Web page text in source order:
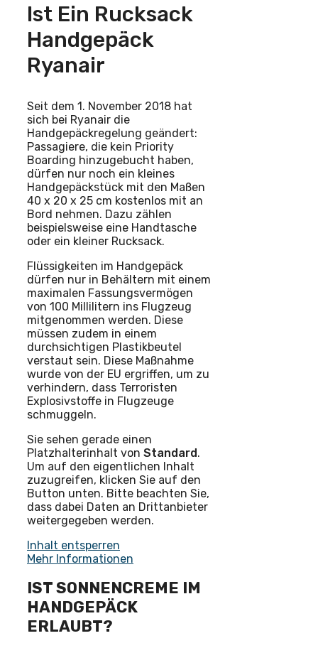
Ist Ein Rucksack
Handgepäck
Ryanair
Seit dem 1. November 2018 hat
sich bei Ryanair die
Handgepäckregelung geändert:
Passagiere, die kein Priority
Boarding hinzugebucht haben,
dürfen nur noch ein kleines
Handgepäckstück mit den Maßen
40 x 20 x 25 cm kostenlos mit an
Bord nehmen. Dazu zählen
beispielsweise eine Handtasche
oder ein kleiner Rucksack.
Flüssigkeiten im Handgepäck
dürfen nur in Behältern mit einem
maximalen Fassungsvermögen
von 100 Millilitern ins Flugzeug
mitgenommen werden. Diese
müssen zudem in einem
durchsichtigen Plastikbeutel
verstaut sein. Diese Maßnahme
wurde von der EU ergriffen, um zu
verhindern, dass Terroristen
Explosivstoffe in Flugzeuge
schmuggeln.
Sie sehen gerade einen
Platzhalterinhalt von Standard.
Um auf den eigentlichen Inhalt
zuzugreifen, klicken Sie auf den
Button unten. Bitte beachten Sie,
dass dabei Daten an Drittanbieter
weitergegeben werden.
Inhalt entsperren
Mehr Informationen
IST SONNENCREME IM
HANDGEPÄCK
ERLAUBT?